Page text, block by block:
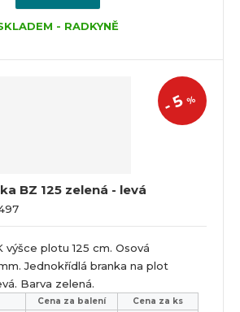
- RADKYNĚ
BZ 125 zelená - levá
-
5%
výšce plotu 125 cm. Osová
Jednokřídlá branka na plot
Barva zelená.
Cena za balení
Cena za ks